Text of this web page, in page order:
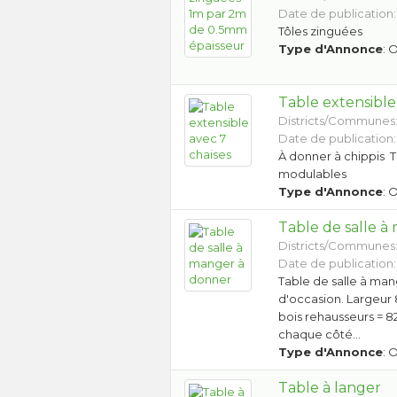
Date de
Tôles zinguées
Type d'Annonce:
Table extensible
Districts/
Date de
À donner à chippis
modulables
Type d'Annonce:
Table de salle à
Districts/
Date de
Table de salle à
d'occasion. Largeur
bois rehausseurs =
chaque côté…
Type d'Annonce:
Table à langer